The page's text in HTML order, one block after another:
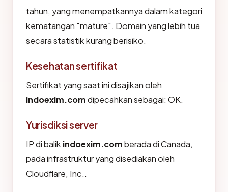
tahun, yang menempatkannya dalam kategori
kematangan "mature". Domain yang lebih tua
secara statistik kurang berisiko.
Kesehatan sertifikat
Sertifikat yang saat ini disajikan oleh
indoexim.comdipecahkan sebagai: OK.
Yurisdiksi server
IP di balik indoexim.comberada di Canada,
pada infrastruktur yang disediakan oleh
Cloudflare, Inc..